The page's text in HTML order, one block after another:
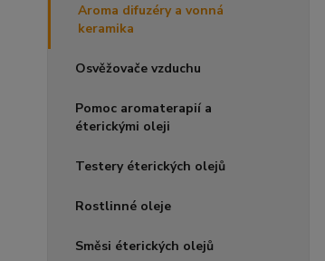
Aroma difuzéry a vonná
keramika
Osvěžovače vzduchu
Pomoc aromaterapií a
éterickými oleji
Testery éterických olejů
Rostlinné oleje
Směsi éterických olejů